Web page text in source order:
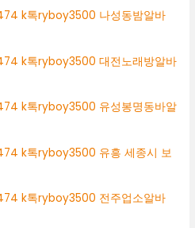
k톡ryboy3500 나성동밤알바
k톡ryboy3500 대전노래방알바
k톡ryboy3500 유성봉명동바알
k톡ryboy3500 유흥 세종시 보
k톡ryboy3500 전주업소알바